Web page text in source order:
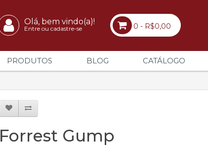
Olá, bem vindo(a)!
Entre ou cadastre-se 0 - R$0,00
PRODUTOS BLOG CATÁLOGO
Forrest Gump